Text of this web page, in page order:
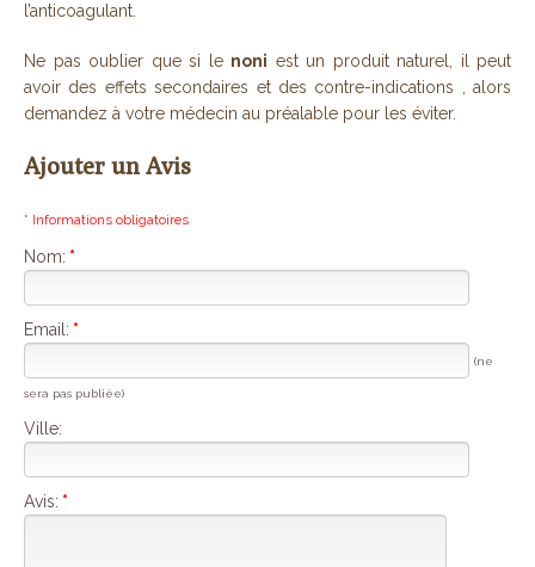
l’anticoagulant.
Ne pas oublier que si le noni est un produit naturel, il peut
avoir des effets secondaires et des contre-indications , alors
demandez à votre médecin au préalable pour les éviter.
Ajouter un Avis
* Informations obligatoires
Nom: *
Email: *
(ne
sera pas publiée)
Ville:
Avis: *